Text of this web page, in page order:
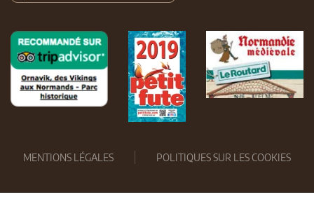
MENTIONS LÉGALES POLITIQUES SUR LES COOKIES